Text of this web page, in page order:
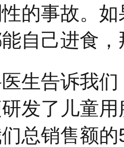
的事故。
自己进食
生告诉我
发了儿童
总销售额